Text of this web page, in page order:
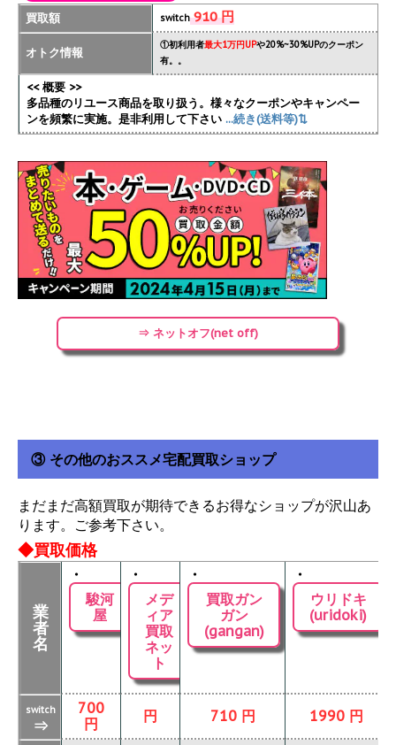
買取額 switch910 円
オトク情報
①初利用者最大1万円UPや20%~30%UPのクーポン
有。。
<< 概要 >>
多品種のリユース商品を取り扱う。様々なクーポンやキャンペー
ンを頻繁に実施。是非利用して下さい ...続き(送料等)⇅
⇒ ネットオフ(net off)
③ その他のおススメ宅配買取ショップ
まだまだ高額買取が期待できるお得なショップが沢山あ
ります。ご参考下さい。
◆買取価格
業
者
名
・
駿河
屋
・
メデ
ィア
買取
ネッ
ト
・
買取ガン
ガン
(gangan)
・
ウリドキ
(uridoki)
switch
⇒
700
円
円 710 円 1990 円